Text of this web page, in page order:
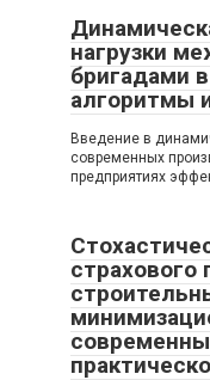
нагрузки
бригадами
алгоритмы
Введение в
современных
предприятиях
страхового